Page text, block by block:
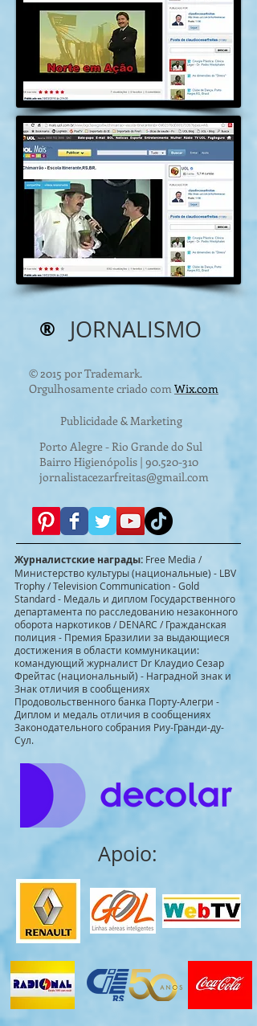
® JORNALISMO
© 2015 por Trademark.
Orgulhosamente criado comWix.com
Publicidade & Marketing
Porto Alegre - Rio Grande do Sul
Bairro Higienópolis | 90.520-310
jornalistacezarfreitas@gmail.com
Журналистские награды: Free Media /
Министерство культуры (национальные) - LBV
Trophy / Television Communication - Gold
Standard - Медаль и диплом Государственного
департамента по расследованию незаконного
оборота наркотиков / DENARC / Гражданская
полиция - Премия Бразилии за выдающиеся
достижения в области коммуникации:
командующий журналист Dr Клаудио Сезар
Фрейтас (национальный) - Наградной знак и
Знак отличия в сообщениях
Продовольственного банка Порту-Алегри -
Диплом и медаль отличия в сообщениях
Законодательного собрания Риу-Гранди-ду-
Сул.
Apoio: